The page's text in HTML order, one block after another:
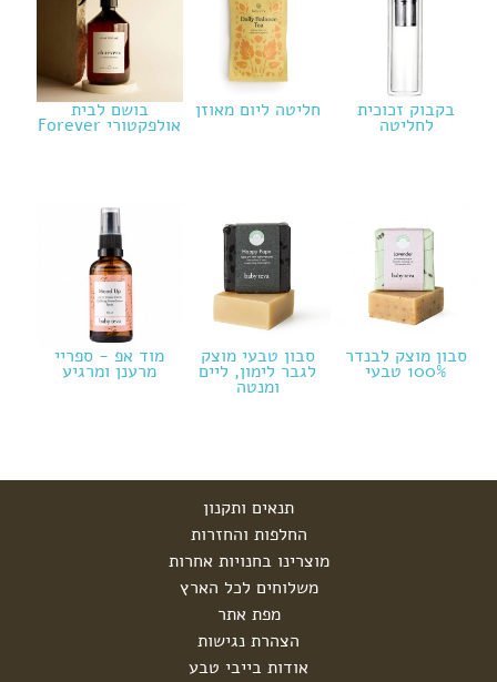
בקבוק זכוכית
לחליטה
חליטה ליום מאוזן בושם לבית
אולפקטורי Forever
סבון מוצק לבנדר
100% טבעי
סבון טבעי מוצק
לגבר לימון, ליים
ומנטה
מוד אפ - ספריי
מרענן ומרגיע
תנאים ותקנון
החלפות והחזרות
מוצרינו בחנויות אחרות
משלוחים לכל הארץ
מפת אתר
הצהרת נגישות
אודות בייבי טבע